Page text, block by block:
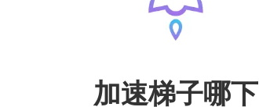
加速梯子哪下